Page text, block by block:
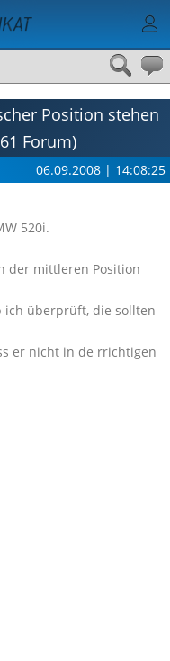
Position stehen
Forum)
06.09.2008 | 14:08:25
520i.
der mittleren Position
ich überprüft, die sollten
er nicht in de rrichtigen